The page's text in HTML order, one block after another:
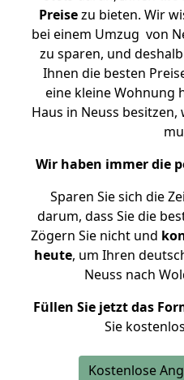
Preisezu bieten. Wir
bei einem Umzug von
zu sparen, und
Ihnen die besten
eine kleine Wohnung
Haus in Neuss
Wir haben immer die
Sparen Sie sich die
darum, dass Sie die
Zögern Sie nicht und
heute, um Ihren
Neuss nach
Füllen Sie jetzt das
Sie
Kostenlose